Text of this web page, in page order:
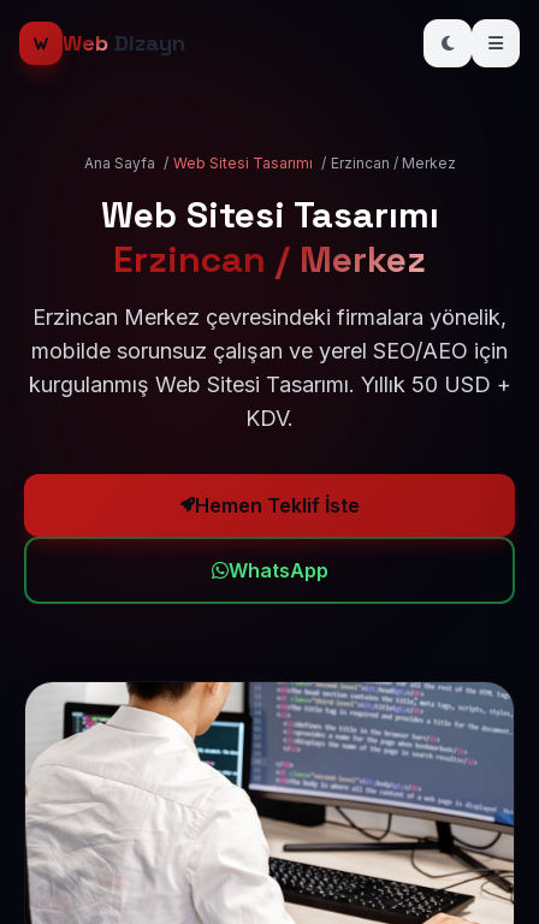
Web Dizayn
Ana Sayfa / Web Sitesi Tasarımı / Erzincan / Merkez
Web Sitesi Tasarımı
Erzincan / Merkez
Erzincan Merkez çevresindeki firmalara yönelik,
mobilde sorunsuz çalışan ve yerel SEO/AEO için
kurgulanmış Web Sitesi Tasarımı. Yıllık 50 USD +
KDV.
Hemen Teklif İste
WhatsApp